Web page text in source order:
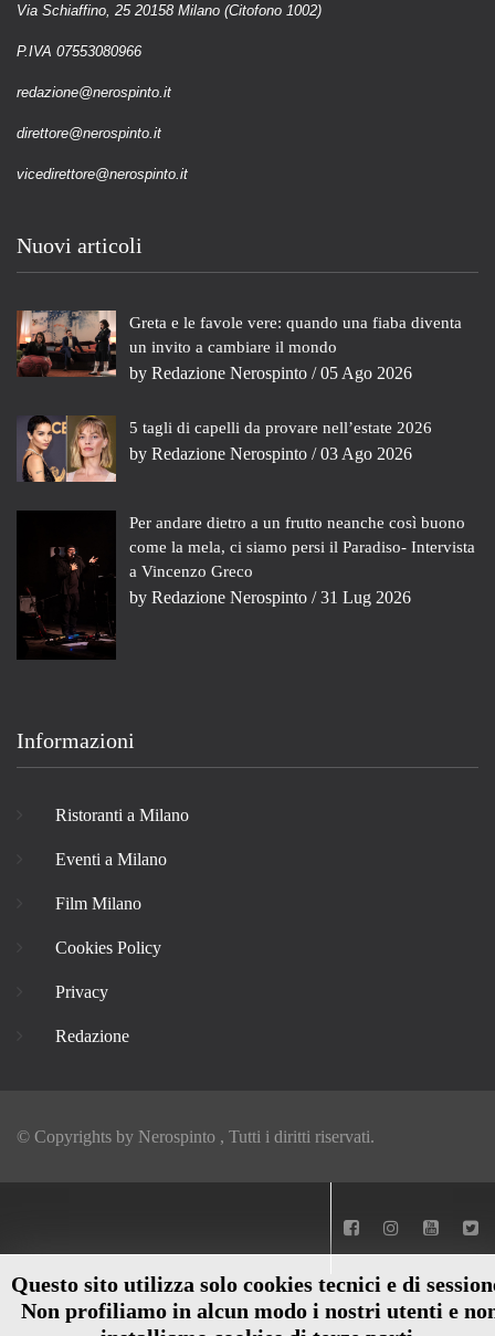
Questo sito utilizza solo cookies tecnici e di
Non profiliamo in alcun modo i nostri utenti e
Via Schiaffino, 25 20158 Milano (Citofono 1002)
P.IVA 07553080966
redazione@nerospinto.it
direttore@nerospinto.it
vicedirettore@nerospinto.it
Nuovi articoli
Greta e le favole vere: quando una fiaba diventa
un invito a cambiare il mondo
by Redazione Nerospinto / 05 Ago 2026
5 tagli di capelli da provare nell’estate 2026
by Redazione Nerospinto / 03 Ago 2026
Per andare dietro a un frutto neanche così buono
come la mela, ci siamo persi il Paradiso- Intervista
a Vincenzo Greco
by Redazione Nerospinto / 31 Lug 2026
Informazioni
Ristoranti a Milano
Eventi a Milano
Film Milano
Cookies Policy
Privacy
Redazione
© Copyrights by Nerospinto , Tutti i diritti riservati.